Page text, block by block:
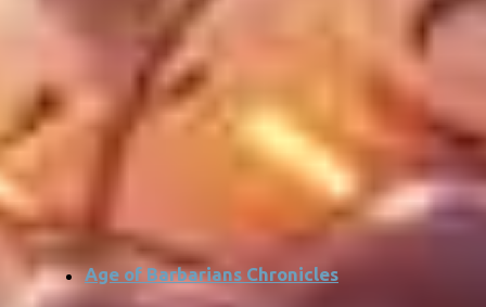
Age of Barbarians Chronicles